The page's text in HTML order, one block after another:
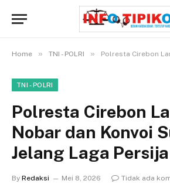
Home » TNI - POLRI » Polresta Cirebon Larang Nobar dan
TNI - POLRI
Polresta Cirebon
Nobar dan Konvoi
Jelang Laga
By Redaksi Mei 8, 2026 Tidak ada